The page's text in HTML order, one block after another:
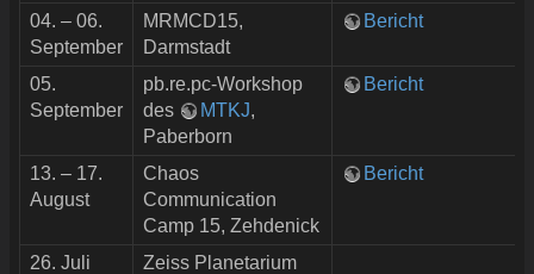
04. – 06.
September
MRMCD15,
Darmstadt
Bericht
05.
September
pb.re.pc-Workshop
des
MTKJ,
Paberborn
Bericht
13. – 17.
August
Chaos
Communication
Camp 15, Zehdenick
Bericht
26. Juli
Zeiss Planetarium